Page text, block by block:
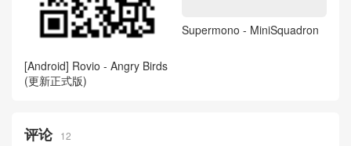
[Android] Rovio - Angry Birds
(更新正式版)
Supermono - MiniSquadron
评论 12